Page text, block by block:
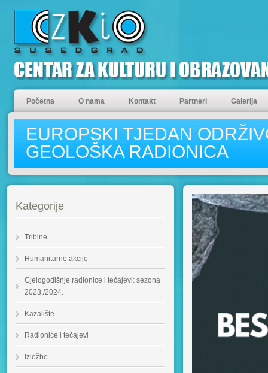
Početna O nama Kontakt Partneri Galerija
EUROPSKI TJEDAN
GEOLOŠKA RADIONICA
Kategorije
Tribine
Humanitarne akcije
Cjelogodišnje radionice i tečajevi: sezona
2023./2024.
Kazalište
Radionice i tečajevi
Izložbe